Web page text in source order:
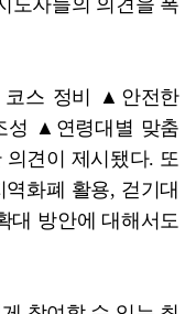
도자들의 의견을 폭
코스 정비 ▲안전한
성 ▲연령대별 맞춤
견이 제시됐다. 또
화폐 활용, 걷기대
대 방안에 대해서도